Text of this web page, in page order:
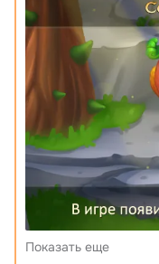
Показать еще